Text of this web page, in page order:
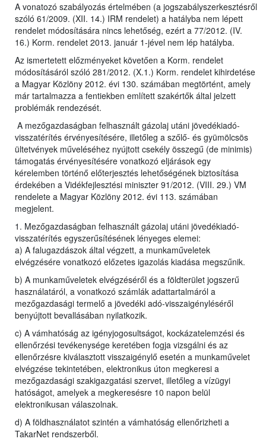
A vonatozó szabályozás értelmében (a jogszabályszerkesztésről
szóló 61/2009. (XII. 14.) IRM rendelet) a hatályba nem lépett
rendelet módosítására nincs lehetőség, ezért a 77/2012. (IV.
16.) Korm. rendelet 2013. január 1-jével nem lép hatályba.
Az ismertetett előzményeket követően a Korm. rendelet
módosításáról szóló 281/2012. (X.1.) Korm. rendelet kihirdetése
a Magyar Közlöny 2012. évi 130. számában megtörtént, amely
már tartalmazza a fentiekben említett szakértők által jelzett
problémák rendezését.
A mezőgazdaságban felhasznált gázolaj utáni jövedékiadó-
visszatérítés érvényesítésére, illetőleg a szőlő- és gyümölcsös
ültetvények műveléséhez nyújtott csekély összegű (de minimis)
támogatás érvényesítésére vonatkozó eljárások egy
kérelemben történő előterjesztés lehetőségének biztosítása
érdekében a Vidékfejlesztési miniszter 91/2012. (VIII. 29.) VM
rendelete a Magyar Közlöny 2012. évi 113. számában
megjelent.
1. Mezőgazdaságban felhasznált gázolaj utáni jövedékiadó-
visszatérítés egyszerűsítésének lényeges elemei:
a) A falugazdászok által végzett, a munkaműveletek
elvégzésére vonatkozó előzetes igazolás kiadása megszűnik.
b) A munkaműveletek elvégzéséről és a földterület jogszerű
használatáról, a vonatkozó számlák adattartalmáról a
mezőgazdasági termelő a jövedéki adó-visszaigényléséről
benyújtott bevallásában nyilatkozik.
c) A vámhatóság az igényjogosultságot, kockázatelemzési és
ellenőrzési tevékenysége keretében fogja vizsgálni és az
ellenőrzésre kiválasztott visszaigénylő esetén a munkaművelet
elvégzése tekintetében, elektronikus úton megkeresi a
mezőgazdasági szakigazgatási szervet, illetőleg a vízügyi
hatóságot, amelyek a megkeresésre 10 napon belül
elektronikusan válaszolnak.
d) A földhasználatot szintén a vámhatóság ellenőrizheti a
TakarNet rendszerből.